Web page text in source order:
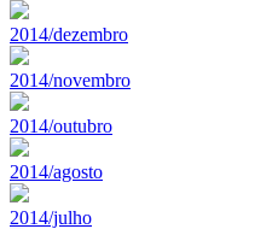
2014/dezembro
2014/novembro
2014/outubro
2014/agosto
2014/julho